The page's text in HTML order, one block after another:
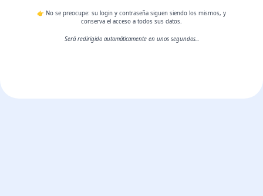
👉 No se preocupe: su login y contraseña siguen siendo los mismos, y
conserva el acceso a todos sus datos.
Será redirigido automáticamente en unos segundos...